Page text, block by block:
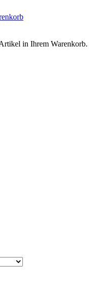
in Ihrem Warenkorb.